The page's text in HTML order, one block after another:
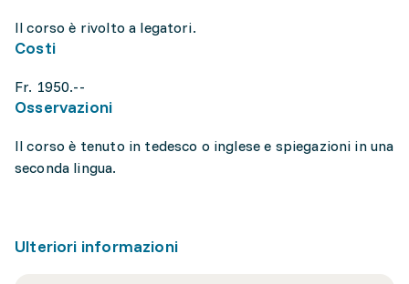
Il corso è rivolto a legatori.
Costi
Fr. 1950.--
Osservazioni
Il corso è tenuto in tedesco o inglese e spiegazioni in una
seconda lingua.
Ulteriori informazioni